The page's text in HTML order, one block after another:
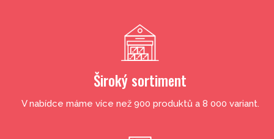
Široký sortiment
V nabídce máme více než 900 produktů a 8 000 variant.